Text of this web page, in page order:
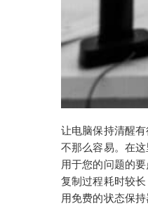
让电脑保持清醒
不那么容易。在
用于您的问题的
复制过程耗时较
用免费的状态保